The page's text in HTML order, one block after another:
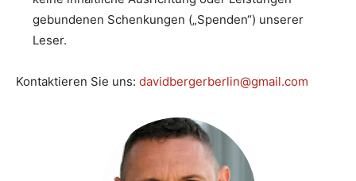
gebundenen Schenkungen („Spenden“) unserer
Leser.
Kontaktieren Sie uns: davidbergerberlin@gmail.com